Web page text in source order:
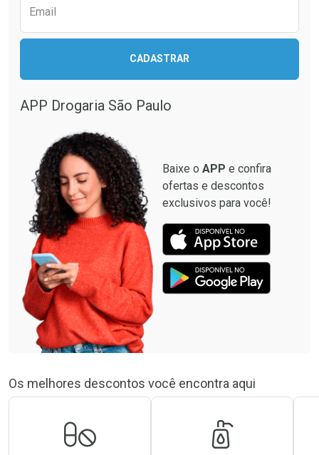
Email
CADASTRAR
APP Drogaria São Paulo
Baixe o APP e confira
ofertas e descontos
exclusivos para você!
Os melhores descontos você encontra aqui